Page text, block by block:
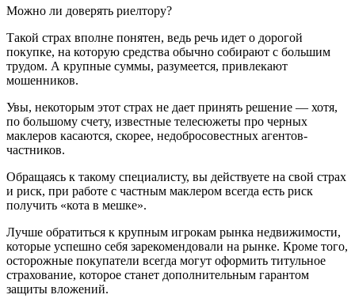
Можно ли доверять риелтору?
Такой страх вполне понятен, ведь речь идет о дорогой
покупке, на которую средства обычно собирают с большим
трудом. А крупные суммы, разумеется, привлекают
мошенников.
Увы, некоторым этот страх не дает принять решение — хотя,
по большому счету, известные телесюжеты про черных
маклеров касаются, скорее, недобросовестных агентов-
частников.
Обращаясь к такому специалисту, вы действуете на свой страх
и риск, при работе с частным маклером всегда есть риск
получить «кота в мешке».
Лучше обратиться к крупным игрокам рынка недвижимости,
которые успешно себя зарекомендовали на рынке. Кроме того,
осторожные покупатели всегда могут оформить титульное
страхование, которое станет дополнительным гарантом
защиты вложений.